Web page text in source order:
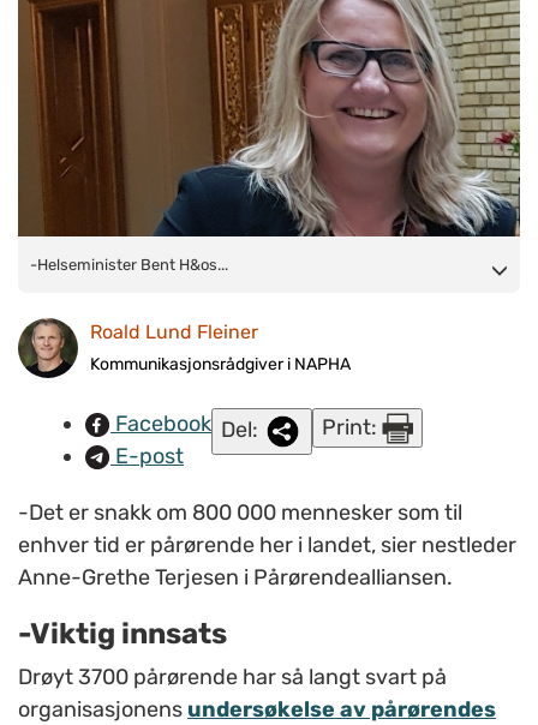
-Helseminister Bent Høiehar lovet
undersøkelsen et viktig bidrag, mener Anne-Grethe Terjesen i
Pårørendealliansen. FOTO: Privat.
-Helseminister Bent H&os...
Roald Lund Fleiner
Kommunikasjonsrådgiver i NAPHA
Facebook
E-post
Del: Print:
-Det er snakk om 800 000 mennesker som til
enhver tid er pårørende her i landet, sier nestleder
Anne-Grethe Terjesen i Pårørendealliansen.
-Viktig innsats
Drøyt 3700 pårørende har så langt svart på
organisasjonens undersøkelse av pårørendes